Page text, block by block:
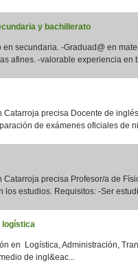
y bachillerato
secundaria. -Graduad@ en
afines. -valorable experiencia en
Catarroja precisa Docente de
de exámenes oficiales de
precisa Profesor/a de
los estudios. Requisitos: -Ser
logística
en Logística, Administración,
de ingl&eac...